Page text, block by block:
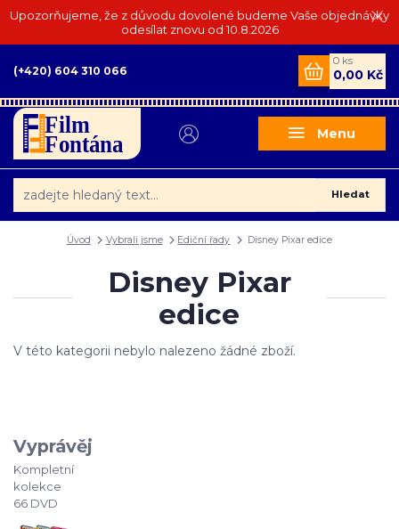
Upozorňujeme, že z důvodu dovolené budeme Vaše objednávky
odesílat znovu od 10.8.2026
Menu
Hledat
(+420) 604 310 066
0 ks
0,00 Kč
Úvod Vybrali jsme Ediční řady Disney Pixar edice
Vyprávěj
Kompletní
kolekce
66 DVD
Disney Pixar
edice
V této kategorii nebylo nalezeno žádné zboží.